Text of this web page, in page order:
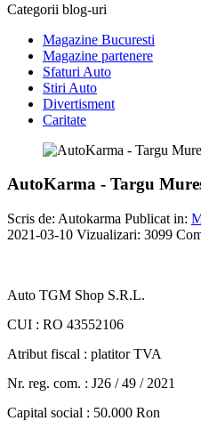
Categorii blog-uri
Magazine Bucuresti
Magazine partenere
Sfaturi Auto
Stiri Auto
Divertisment
Caritate
AutoKarma - Targu
Scris de: Autokarma Publicat in:
2021-03-10 Vizualizari: 3099
Auto TGM Shop S.R.L.
CUI : RO 43552106
Atribut fiscal : platitor TVA
Nr. reg. com. : J26 / 49 / 2021
Capital social : 50.000 Ron